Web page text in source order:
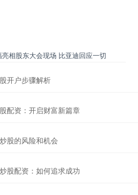
相股东大会现场 比亚迪回应一切
开户步骤解析
配资：开启财富新篇章
股的风险和机会
股配资：如何追求成功